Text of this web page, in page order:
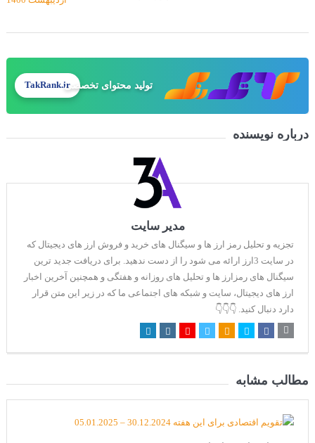
تولید محتوای تخصصیTakRank.ir
درباره نویسنده
مدیر سایت
تجزیه و تحلیل رمز ارز ها و سیگنال های خرید و فروش ارز های دیجیتال که
در سایت 3ارز ارائه می شود را از دست ندهید. برای دریافت جدید ترین
سیگنال های رمزارز ها و تحلیل های روزانه و هفتگی و همچنین آخرین اخبار
ارز های دیجیتال، سایت و شبکه های اجتماعی ما که در زیر این متن قرار
دارد دنبال کنید. 👇👇👇
مطالب مشابه